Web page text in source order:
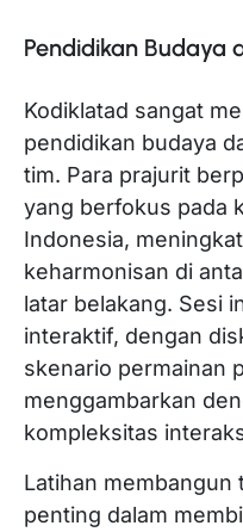
Pendidikan Budaya
Kodiklatad sangat
pendidikan budaya
tim. Para prajurit
yang berfokus pada
Indonesia,
keharmonisan di
latar belakang. Sesi
interaktif, dengan
skenario permainan
menggambarkan
kompleksitas
Latihan membangun
penting dalam